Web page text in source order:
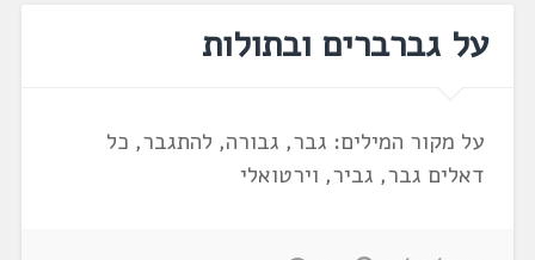
על גברברים ובתולות
על מקור המילים: גבר, גבורה, להתגבר, כל
דאלים גבר, גביר, וירטואלי